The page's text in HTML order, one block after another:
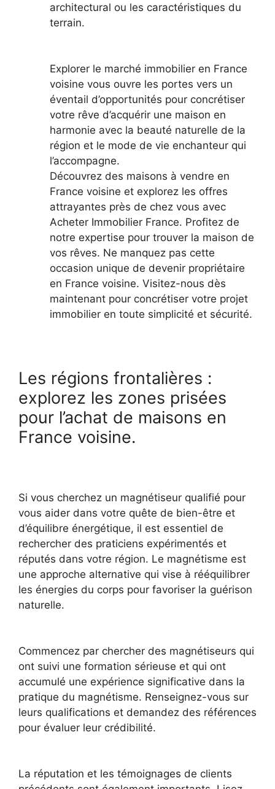
architectural ou les caractéristiques du
terrain.
Explorer le marché immobilier en France
voisine vous ouvre les portes vers un
éventail d’opportunités pour concrétiser
votre rêve d’acquérir une maison en
harmonie avec la beauté naturelle de la
région et le mode de vie enchanteur qui
l’accompagne.
Découvrez des maisons à vendre en
France voisine et explorez les offres
attrayantes près de chez vous avec
Acheter Immobilier France. Profitez de
notre expertise pour trouver la maison de
vos rêves. Ne manquez pas cette
occasion unique de devenir propriétaire
en France voisine. Visitez-nous dès
maintenant pour concrétiser votre projet
immobilier en toute simplicité et sécurité.
Les régions frontalières :
explorez les zones prisées
pour l’achat de maisons en
France voisine.
Si vous cherchez un magnétiseur qualifié pour
vous aider dans votre quête de bien-être et
d’équilibre énergétique, il est essentiel de
rechercher des praticiens expérimentés et
réputés dans votre région. Le magnétisme est
une approche alternative qui vise à rééquilibrer
les énergies du corps pour favoriser la guérison
naturelle.
Commencez par chercher des magnétiseurs qui
ont suivi une formation sérieuse et qui ont
accumulé une expérience significative dans la
pratique du magnétisme. Renseignez-vous sur
leurs qualifications et demandez des références
pour évaluer leur crédibilité.
La réputation et les témoignages de clients